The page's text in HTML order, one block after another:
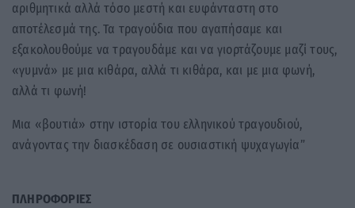
αριθμητικά αλλά τόσο μεστή και ευφάνταστη στο
αποτέλεσμά της. Τα τραγούδια που αγαπήσαμε και
εξακολουθούμε να τραγουδάμε και να γιορτάζουμε μαζί τους,
«γυμνά» με μια κιθάρα, αλλά τι κιθάρα, και με μια φωνή,
αλλά τι φωνή!
Μια «βουτιά» στην ιστορία του ελληνικού τραγουδιού,
ανάγοντας την διασκέδαση σε ουσιαστική ψυχαγωγία”
ΠΛΗΡΟΦΟΡΙΕΣ